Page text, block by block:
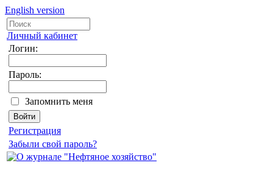
English version
Личный кабинет
Логин:
Пароль:
Запомнить меня
Регистрация
Забыли свой пароль?